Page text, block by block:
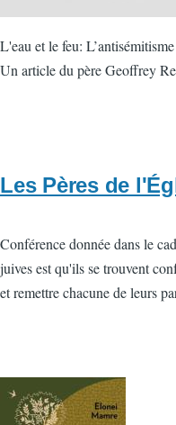
L'eau et le feu:
Un article du père Geoffrey
Les Pères de
Conférence donnée dans le
juives est qu'ils se trouvent
et remettre chacune de leurs